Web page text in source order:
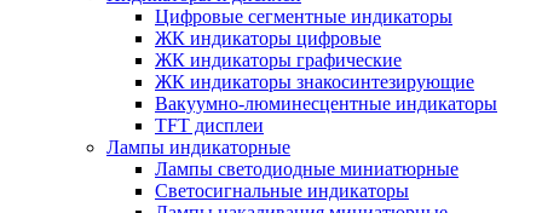
Цифровые сегментные индикаторы
ЖК индикаторы цифровые
ЖК индикаторы графические
ЖК индикаторы знакосинтезирующие
Вакуумно-люминесцентные индикаторы
TFT дисплеи
Лампы индикаторные
Лампы светодиодные миниатюрные
Светосигнальные индикаторы